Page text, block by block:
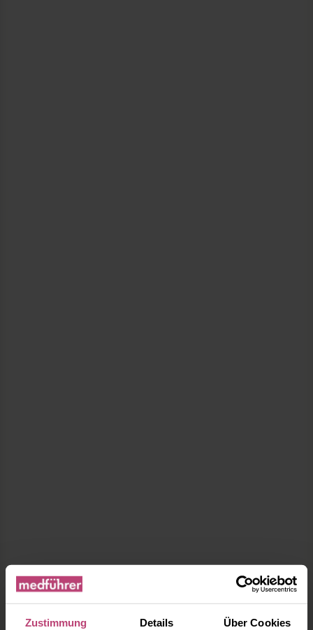
Zustimmung Details Über Cookies